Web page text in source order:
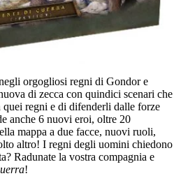
orgogliosi regni di Gondor e
di zecca con quindici scenari che
regni e di difenderli dalle forze
anche 6 nuovi eroi, oltre 20
mappa a due facce, nuovi ruoli,
altro! I regni degli uomini chiedono
Radunate la vostra compagnia e
!